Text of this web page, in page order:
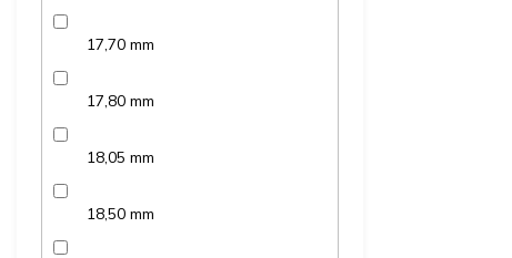
17,70 mm
17,80 mm
18,05 mm
18,50 mm